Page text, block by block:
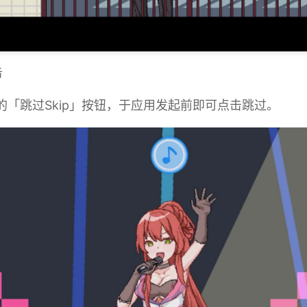
跳过Skip」按钮，于应用发起前即可点击跳过。